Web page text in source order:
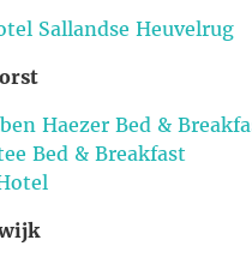
Sallandse Heuvelrug
Haezer Bed &
Bed & Breakfast